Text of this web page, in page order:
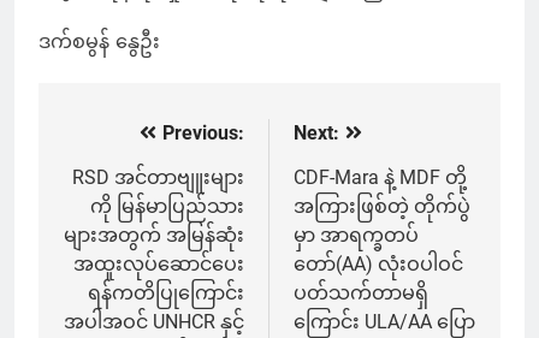
ဒက်စမွန် နွေဦး
navigation
Previous:
RSD အင်တာဗျူးများ
ကို မြန်မာပြည်သား
များအတွက် အမြန်ဆုံး
အထူးလုပ်ဆောင်ပေး
ရန်ကတိပြုကြောင်း
အပါအဝင် UNHCR နှင့်
Next:
CDF-Mara နဲ့ MDF တို့
အကြားဖြစ်တဲ့ တိုက်ပွဲ
မှာ အာရက္ခတပ်
တော်(AA) လုံးဝပါဝင်
ပတ်သက်တာမရှိ
ကြောင်း ULA/AA ပြော